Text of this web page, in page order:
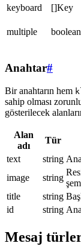
keyboard []Key
multiple boolean
Anahtar#
Bir anahtarın hem
sahip olması
gösterilecek
Alan
adı
Tür
text
string
image
string
title
string
id
string
Mesaj